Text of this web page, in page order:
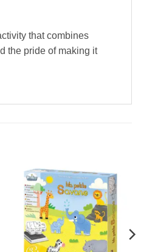
that combines
the pride of making it